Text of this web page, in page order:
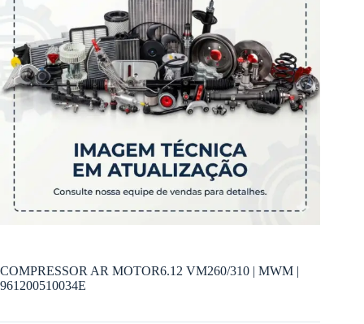
COMPRESSOR AR MOTOR6.12 VM260/310 | MWM |
961200510034E